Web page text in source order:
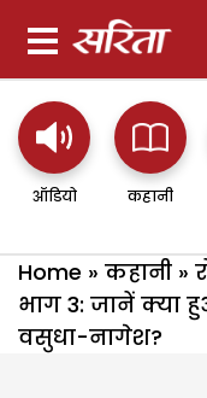
ऑडियो कहानी
Home » कहानी »
भाग 3: जानें
वसुधा-नागेश?